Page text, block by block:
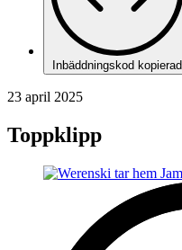
Inbäddningskod kopierad
23 april 2025
Toppklipp